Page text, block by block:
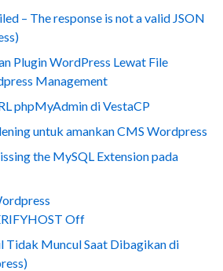
– The response is not a valid JSON
Plugin WordPress Lewat File
Management
phpMyAdmin di VestaCP
untuk amankan CMS Wordpress
the MySQL Extension pada
Off
Tidak Muncul Saat Dibagikan di